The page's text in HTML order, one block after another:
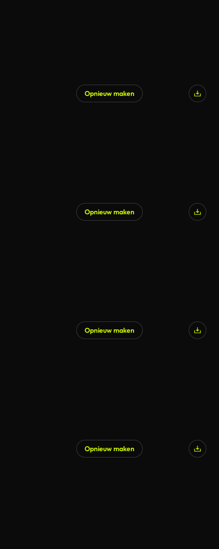
Opnieuw maken
Opnieuw maken
Opnieuw maken
Opnieuw maken